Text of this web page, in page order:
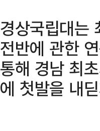
경상국립대는
전반에 관한
통해 경남 최
에 첫발을 내